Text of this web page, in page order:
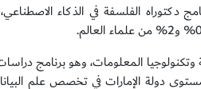
دكتوراه الفلسفة في الذكاء
المعلومات، وهو برنامج